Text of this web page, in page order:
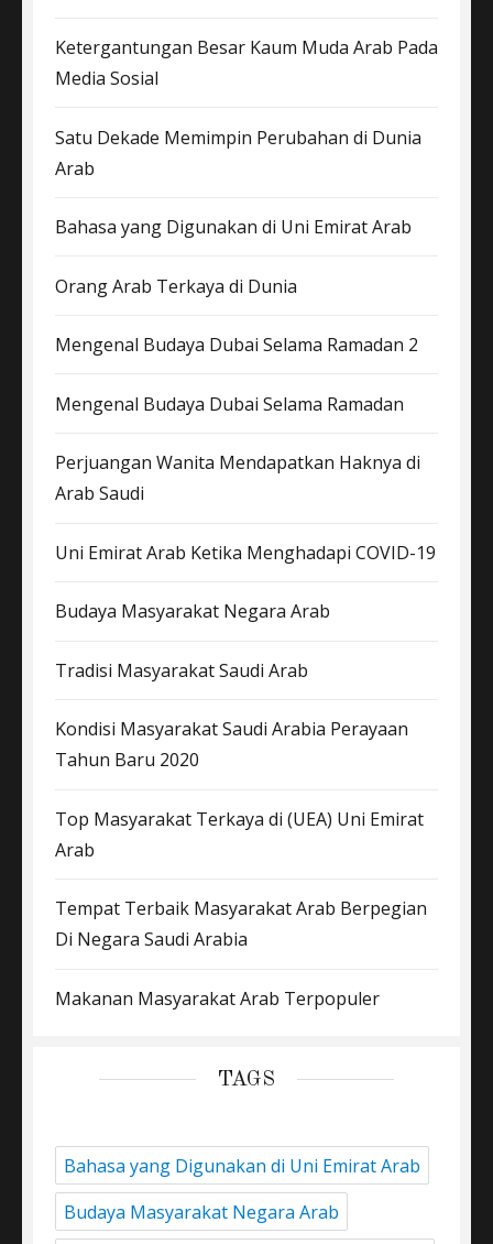
Ketergantungan Besar Kaum Muda Arab Pada
Media Sosial
Satu Dekade Memimpin Perubahan di Dunia
Arab
Bahasa yang Digunakan di Uni Emirat Arab
Orang Arab Terkaya di Dunia
Mengenal Budaya Dubai Selama Ramadan 2
Mengenal Budaya Dubai Selama Ramadan
Perjuangan Wanita Mendapatkan Haknya di
Arab Saudi
Uni Emirat Arab Ketika Menghadapi COVID-19
Budaya Masyarakat Negara Arab
Tradisi Masyarakat Saudi Arab
Kondisi Masyarakat Saudi Arabia Perayaan
Tahun Baru 2020
Top Masyarakat Terkaya di (UEA) Uni Emirat
Arab
Tempat Terbaik Masyarakat Arab Berpegian
Di Negara Saudi Arabia
Makanan Masyarakat Arab Terpopuler
TAGS
Bahasa yang Digunakan di Uni Emirat Arab
Budaya Masyarakat Negara Arab